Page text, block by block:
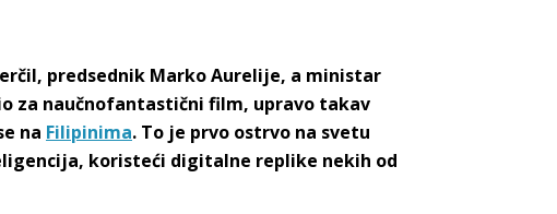
predsednik Marko Aurelije, a ministar
za naučnofantastični film, upravo takav
na Filipinima. To je prvo ostrvo na svetu
koristeći digitalne replike nekih od